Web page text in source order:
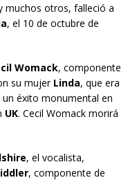
muchos otros, falleció a
, el 10 de octubre de
Womack, componente
su mujer Linda, que era
éxito monumental en
UK. Cecil Womack morirá
, el vocalista,
, componente de